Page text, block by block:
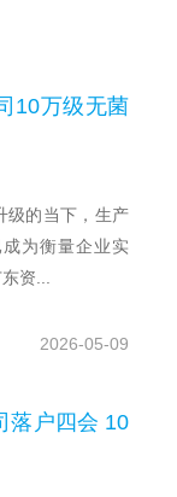
10万级无菌
级的当下，生产
为衡量企业实
资...
2026-05-09
落户四会 10